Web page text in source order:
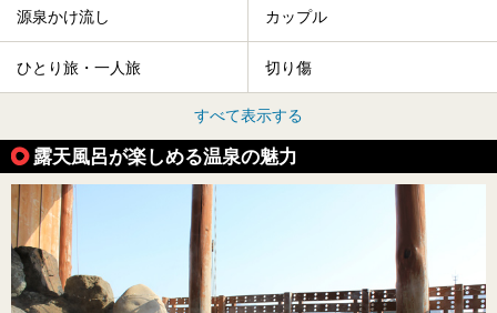
源泉かけ流し カップル
ひとり旅・一人旅 切り傷
すべて表示する
露天風呂が楽しめる温泉の魅力